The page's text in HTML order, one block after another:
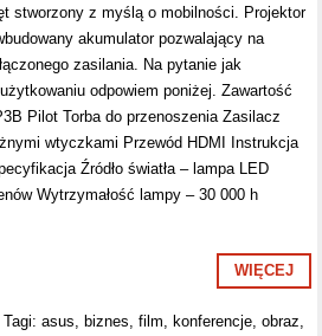
stworzony z myślą o mobilności. Projektor
akumulator pozwalający na
zasilania. Na pytanie jak
odpowiem poniżej. Zawartość
Pilot Torba do przenoszenia Zasilacz
wtyczkami Przewód HDMI Instrukcja
Źródło światła – lampa LED
Wytrzymałość lampy – 30 000 h
WIĘCEJ
Tagi:asus biznes ,film konferencje ,obraz